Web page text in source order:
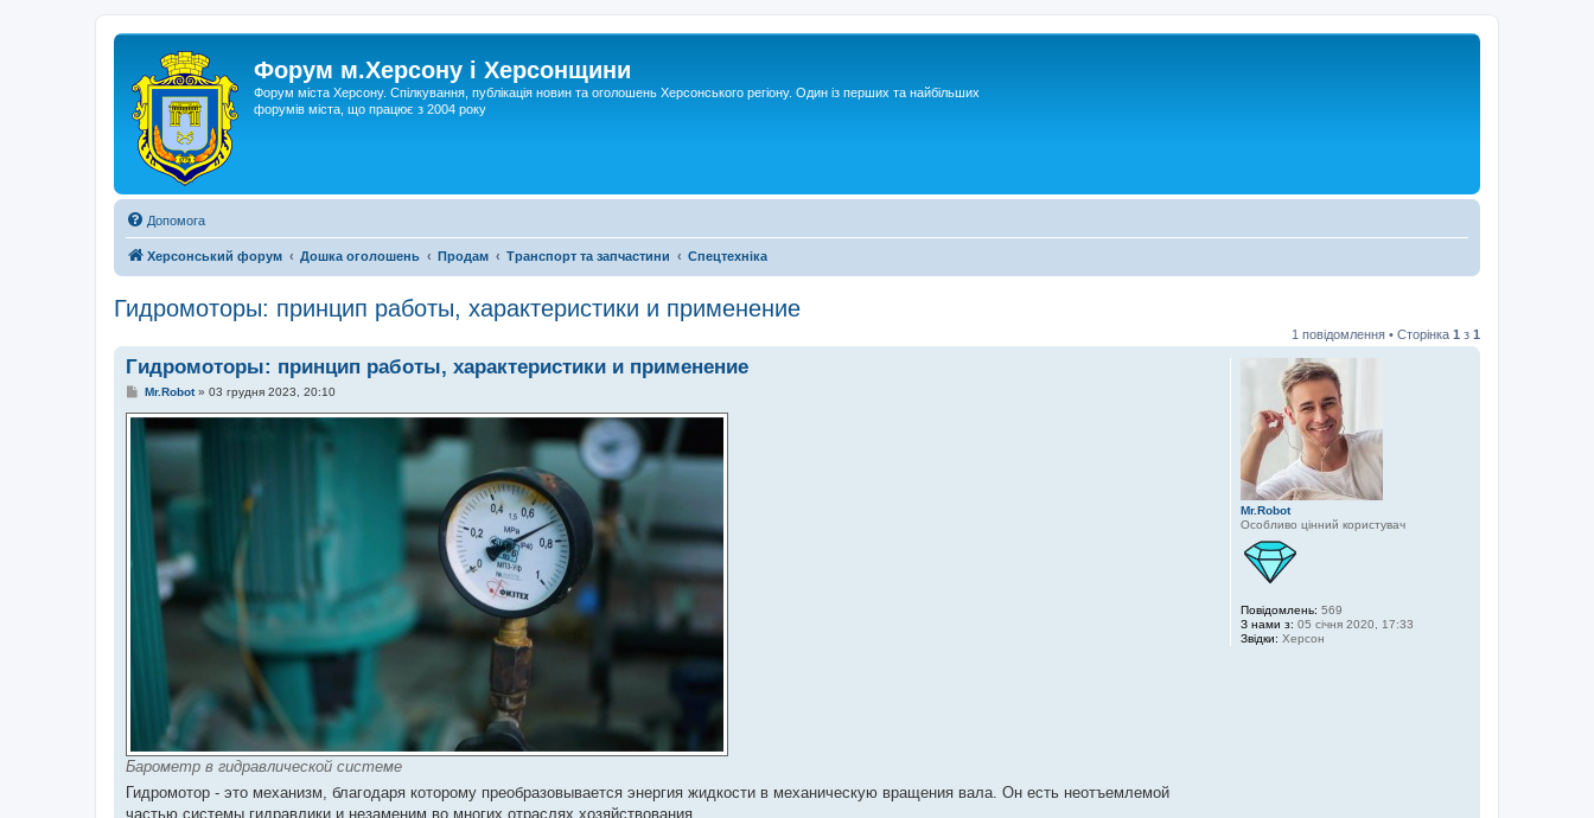
Форум м.Херсону і Херсонщини
Форум міста Херсону. Спілкування, публікація новин та оголошень Херсонського регіону. Один із перших та найбільших
форумів міста, що працює з 2004 року
Допомога
Херсонський форум Дошка оголошень Продам Транспорт та запчастини Спецтехніка
Гидромоторы: принцип работы, характеристики и применение
1 повідомлення • Сторінка 1 з 1
Mr.Robot
Особливо цінний користувач
Повідомлень: 569
З нами з: 05 січня 2020, 17:33
Звідки: Херсон
Гидромоторы: принцип работы, характеристики и применение
П
в
Mr.Robot» 03 грудня 2023, 20:10
Барометр в гидравлической системе
Гидромотор - это механизм, благодаря которому преобразовывается энергия жидкости в механическую вращения вала. Он есть неотъемлемой
частью системы гидравлики и незаменим во многих отраслях хозяйствования.